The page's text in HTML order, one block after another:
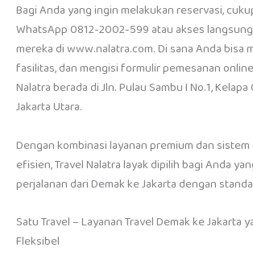
Bagi Anda yang ingin melakukan reservasi,
WhatsApp 0812-2002-599 atau akses
mereka di www.nalatra.com. Di sana Anda bisa
fasilitas, dan mengisi formulir pemesanan
Nalatra berada di Jln. Pulau Sambu I No.1, Kelapa
Jakarta Utara.
Dengan kombinasi layanan premium dan
efisien, Travel Nalatra layak dipilih bagi Anda
perjalanan dari Demak ke Jakarta dengan
Satu Travel – Layanan Travel Demak ke Jakarta
Fleksibel